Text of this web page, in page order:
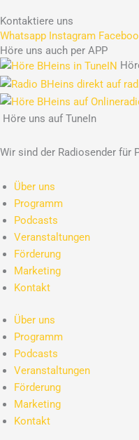
Kontaktiere uns
Whatsapp Instagram
Höre uns auch per APP
Höre uns auf TuneIn
Wir sind der Radiosender für
Über uns
Programm
Podcasts
Veranstaltungen
Förderung
Marketing
Kontakt
Über uns
Programm
Podcasts
Veranstaltungen
Förderung
Marketing
Kontakt